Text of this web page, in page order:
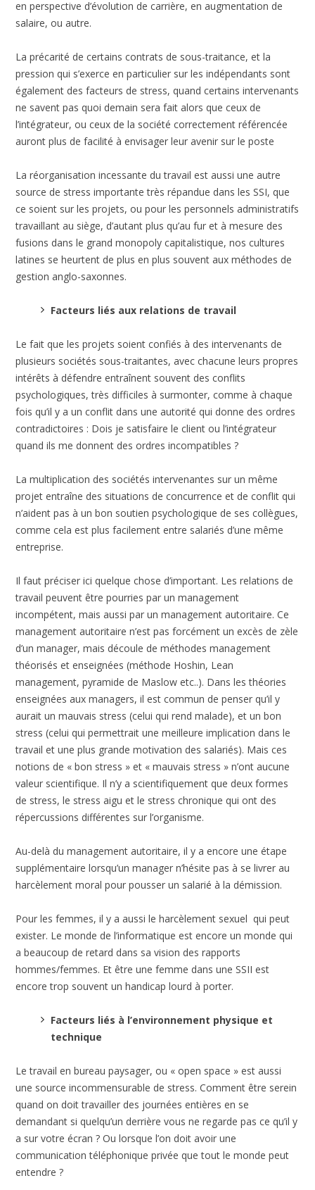
en perspective d’évolution de carrière, en augmentation de
salaire, ou autre.
La précarité de certains contrats de sous-traitance, et la
pression qui s’exerce en particulier sur les indépendants sont
également des facteurs de stress, quand certains intervenants
ne savent pas quoi demain sera fait alors que ceux de
l’intégrateur, ou ceux de la société correctement référencée
auront plus de facilité à envisager leur avenir sur le poste
La réorganisation incessante du travail est aussi une autre
source de stress importante très répandue dans les SSI, que
ce soient sur les projets, ou pour les personnels administratifs
travaillant au siège, d’autant plus qu’au fur et à mesure des
fusions dans le grand monopoly capitalistique, nos cultures
latines se heurtent de plus en plus souvent aux méthodes de
gestion anglo-saxonnes.
Facteurs liés aux relations de travail
Le fait que les projets soient confiés à des intervenants de
plusieurs sociétés sous-traitantes, avec chacune leurs propres
intérêts à défendre entraînent souvent des conflits
psychologiques, très difficiles à surmonter, comme à chaque
fois qu’il y a un conflit dans une autorité qui donne des ordres
contradictoires : Dois je satisfaire le client ou l’intégrateur
quand ils me donnent des ordres incompatibles ?
La multiplication des sociétés intervenantes sur un même
projet entraîne des situations de concurrence et de conflit qui
n’aident pas à un bon soutien psychologique de ses collègues,
comme cela est plus facilement entre salariés d’une même
entreprise.
Il faut préciser ici quelque chose d’important. Les relations de
travail peuvent être pourries par un management
incompétent, mais aussi par un management autoritaire. Ce
management autoritaire n’est pas forcément un excès de zèle
d’un manager, mais découle de méthodes management
théorisés et enseignées (méthode Hoshin, Lean
management, pyramide de Maslow etc..). Dans les théories
enseignées aux managers, il est commun de penser qu’il y
aurait un mauvais stress (celui qui rend malade), et un bon
stress (celui qui permettrait une meilleure implication dans le
travail et une plus grande motivation des salariés). Mais ces
notions de « bon stress » et « mauvais stress » n’ont aucune
valeur scientifique. Il n’y a scientifiquement que deux formes
de stress, le stress aigu et le stress chronique qui ont des
répercussions différentes sur l’organisme.
Au-delà du management autoritaire, il y a encore une étape
supplémentaire lorsqu’un manager n’hésite pas à se livrer au
harcèlement moral pour pousser un salarié à la démission.
Pour les femmes, il y a aussi le harcèlement sexuel qui peut
exister. Le monde de l’informatique est encore un monde qui
a beaucoup de retard dans sa vision des rapports
hommes/femmes. Et être une femme dans une SSII est
encore trop souvent un handicap lourd à porter.
Facteurs liés à l’environnement physique et
technique
Le travail en bureau paysager, ou « open space » est aussi
une source incommensurable de stress. Comment être serein
quand on doit travailler des journées entières en se
demandant si quelqu’un derrière vous ne regarde pas ce qu’il y
a sur votre écran ? Ou lorsque l’on doit avoir une
communication téléphonique privée que tout le monde peut
entendre ?